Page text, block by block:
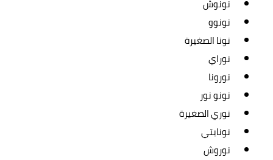
نونوش
نونوو
نونا الصغيرة
نوراي
نورونا
نونو نور
نوري الصغيرة
نونايتي
نوروش